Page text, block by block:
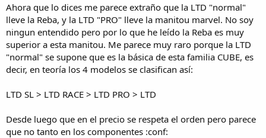
Ahora que lo dices me parece extraño que la LTD "normal"
lleve la Reba, y la LTD "PRO" lleve la manitou marvel. No soy
ningun entendido pero por lo que he leído la Reba es muy
superior a esta manitou. Me parece muy raro porque la LTD
"normal" se supone que es la básica de esta familia CUBE, es
decir, en teoría los 4 modelos se clasifican así:
LTD SL > LTD RACE > LTD PRO > LTD
Desde luego que en el precio se respeta el orden pero parece
que no tanto en los componentes :conf: